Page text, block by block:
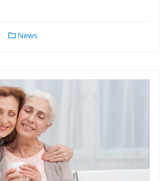
News